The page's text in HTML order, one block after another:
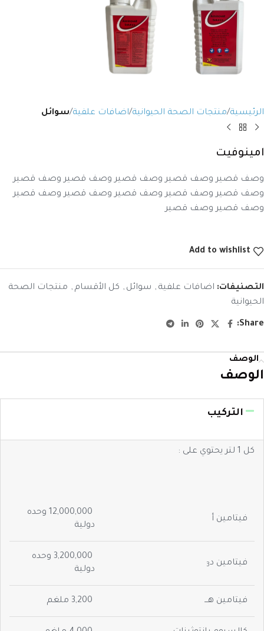
الرئيسية منتجات الصحة الحيوانية اضافات علفية سوائل
امينوفيت
وصف قصير وصف قصير وصف قصير وصف قصير وصف قصير
وصف قصير وصف قصير وصف قصير وصف قصير وصف قصير
وصف قصير وصف قصير
Add to wishlist
التصنيفات: اضافات علفية , سوائل , كل الأقسام , منتجات الصحة
الحيوانية
Share:
الوصف
الوصف
التركيب
كل 1 لتر يحتوي على :
فيتامين أ
12,000,000 وحده
دولية
فيتامين د3
3,200,000 وحده
دولية
فيتامين هـــ